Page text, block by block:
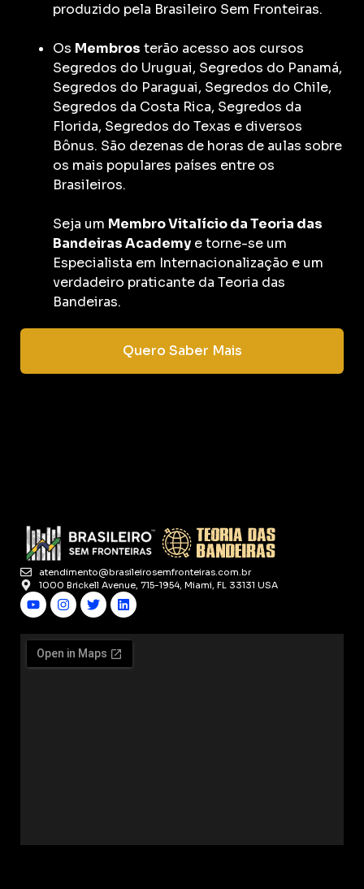
produzido pela Brasileiro Sem Fronteiras.
Os Membros terão acesso aos cursos
Segredos do Uruguai, Segredos do Panamá,
Segredos do Paraguai, Segredos do Chile,
Segredos da Costa Rica, Segredos da
Florida, Segredos do Texas e diversos
Bônus. São dezenas de horas de aulas sobre
os mais populares países entre os
Brasileiros.
Seja um Membro Vitalício da Teoria das
Bandeiras Academy e torne-se um
Especialista em Internacionalização e um
verdadeiro praticante da Teoria das
Bandeiras.
Quero Saber Mais
atendimento@brasileirosemfronteiras.com.br
1000 Brickell Avenue, 715-1954, Miami, FL 33131 USA